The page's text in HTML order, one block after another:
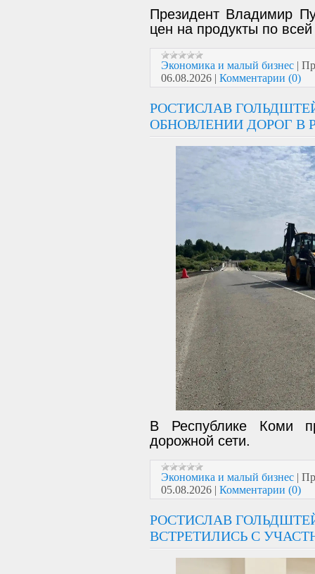
Президент Владимир
цен на продукты по
Экономика и малый бизнес |
06.08.2026 | Комментарии (0)
РОСТИСЛАВ
ОБНОВЛЕНИИ ДОРОГ В
В Республике Коми
дорожной сети.
Экономика и малый бизнес |
05.08.2026 | Комментарии (0)
РОСТИСЛАВ
ВСТРЕТИЛИСЬ С